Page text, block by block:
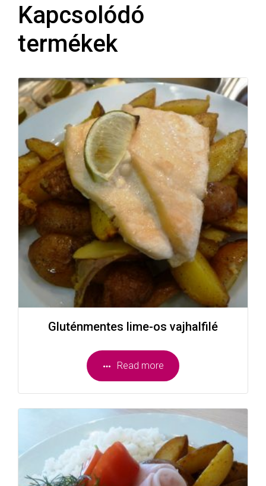
Kapcsolódó
termékek
Gluténmentes lime-os vajhalfilé
Read more